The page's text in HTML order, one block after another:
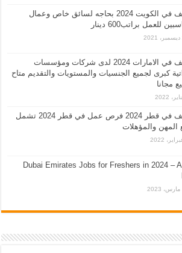
وظائف في الكويت 2024 بحاجه لسائق خاص وعمال
للعمل براتب600 دينار
وظائف في الامارات 2024 لدى شركات ومؤسسات
كبرى لجميع الجنسيات والمستويات والتقديم متاح
مجانا
وظائف في قطر 2024 فرص عمل في قطر 2024 تشمل
المهن والمؤهلات
Dubai Emirates Jobs for Freshers in 2024 –